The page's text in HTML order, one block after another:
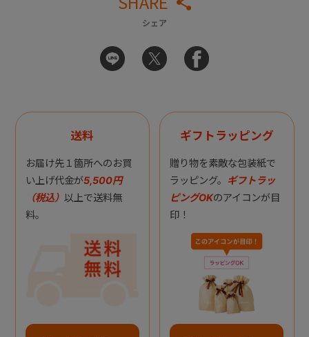
シェア
送料
お届け先１箇所へのお買
い上げ代金が5,500円
（税込） 以上で送料無
料。
ギフトラッピング
贈り物を素敵な包装紙で
ラッピング。 ギフトラッ
ピングOKのアイコンが目
印！